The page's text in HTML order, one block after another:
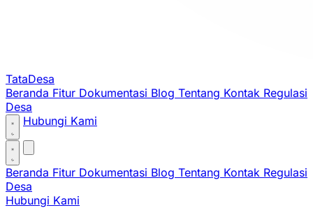
TataDesa
Beranda Fitur Dokumentasi Blog Tentang Kontak Regulasi
Desa
Hubungi Kami
Beranda Fitur Dokumentasi Blog Tentang Kontak Regulasi
Desa
Hubungi Kami